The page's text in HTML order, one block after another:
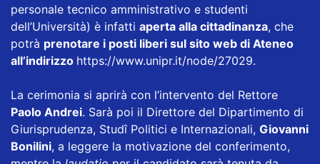
personale tecnico amministrativo e studenti
dell’Università) è infatti aperta alla cittadinanza, che
potrà prenotare i posti liberi sul sito web di Ateneo
all’indirizzo https://www.unipr.it/node/27029.
La cerimonia si aprirà con l’intervento del Rettore
Paolo Andrei. Sarà poi il Direttore del Dipartimento di
Giurisprudenza, Studî Politici e Internazionali, Giovanni
Bonilini, a leggere la motivazione del conferimento,